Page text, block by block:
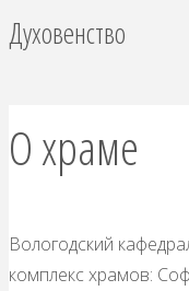
Духовенство
О храме
Вологодский
комплекс храмов: